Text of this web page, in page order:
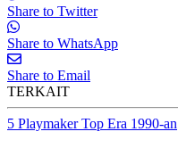
Share to Twitter
Share to WhatsApp
Share to Email
TERKAIT
5 Playmaker Top Era 1990-an